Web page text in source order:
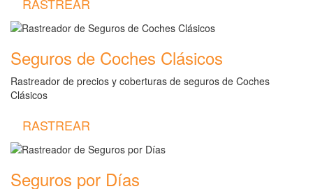
Seguros de Coches Clásicos
Rastreador de precios y coberturas de seguros de Coches
Clásicos
RASTREAR
Seguros por Días